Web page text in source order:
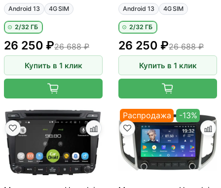
Android 13 4G SIM
2/32 ГБ
26 688 ₽
26 250 ₽
Купить в 1 клик
Android 13 4G SIM
2/32 ГБ
26 688 ₽
26 250 ₽
Купить в 1 клик
Распродажа -13%